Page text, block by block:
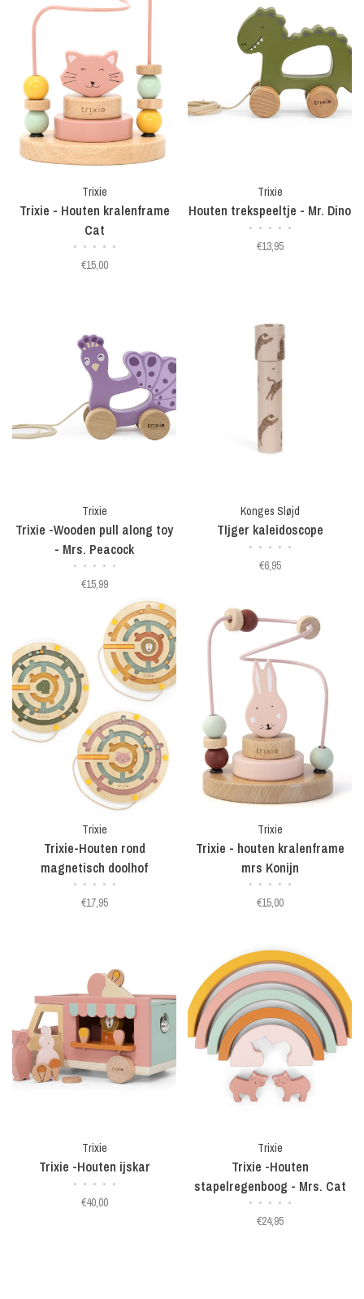
Trixie
Trixie - Houten kralenframe
Cat
• • • • •
€15,00
Trixie
Houten trekspeeltje - Mr. Dino
• • • • •
€13,95
Trixie
Trixie -Wooden pull along toy
- Mrs. Peacock
• • • • •
€15,99
Konges Sløjd
TIjger kaleidoscope
• • • • •
€6,95
Trixie
Trixie-Houten rond
magnetisch doolhof
• • • • •
€17,95
Trixie
Trixie - houten kralenframe
mrs Konijn
• • • • •
€15,00
Trixie
Trixie -Houten ijskar
• • • • •
€40,00
Trixie
Trixie -Houten
stapelregenboog - Mrs. Cat
• • • • •
€24,95